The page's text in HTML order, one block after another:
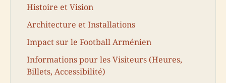
Histoire et Vision
Architecture et Installations
Impact sur le Football Arménien
Informations pour les Visiteurs (Heures,
Billets, Accessibilité)